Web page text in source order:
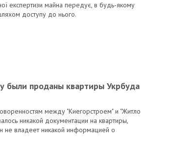
експертизи майна передує, в будь-якому
доступу до нього.
были проданы квартиры Укрбуда
между "Киегорстроем" и "Житло
никакой документации на квартиры,
не владеет никакой информацией о